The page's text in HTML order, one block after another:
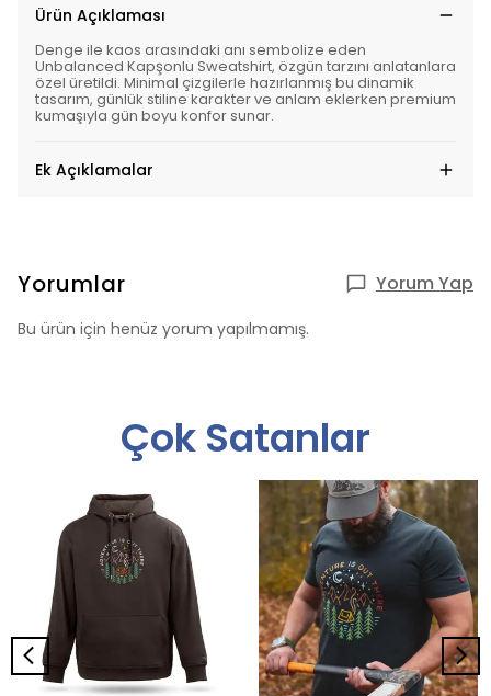
Ürün Açıklaması
Denge ile kaos arasındaki anı sembolize eden
Unbalanced Kapşonlu Sweatshirt, özgün tarzını anlatanlara
özel üretildi. Minimal çizgilerle hazırlanmış bu dinamik
tasarım, günlük stiline karakter ve anlam eklerken premium
kumaşıyla gün boyu konfor sunar.
Ek Açıklamalar
Yorumlar Yorum Yap
Bu ürün için henüz yorum yapılmamış.
Çok Satanlar